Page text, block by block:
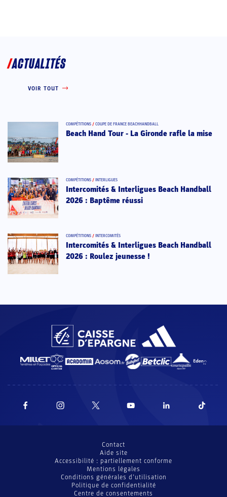
ACTUALITÉS
VOIR TOUT
COMPÉTITIONS / COUPE DE FRANCE BEACHHANDBALL
Beach Hand Tour - La Gironde rafle la mise
COMPÉTITIONS / INTERLIGUES
Intercomités & Interligues Beach Handball
2026 : Baptême réussi
COMPÉTITIONS / INTERCOMITÉS
Intercomités & Interligues Beach Handball
2026 : Roulez jeunesse !
Contact
Aide site
Accessibilité : partiellement conforme
Mentions légales
Conditions générales d’utilisation
Politique de confidentialité
Centre de consentements